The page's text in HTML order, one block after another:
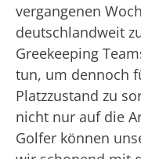
vergangenen
deutschlandweit
Greekeeping
tun, um dennoch
Platzzustand zu
nicht nur auf die
Golfer können